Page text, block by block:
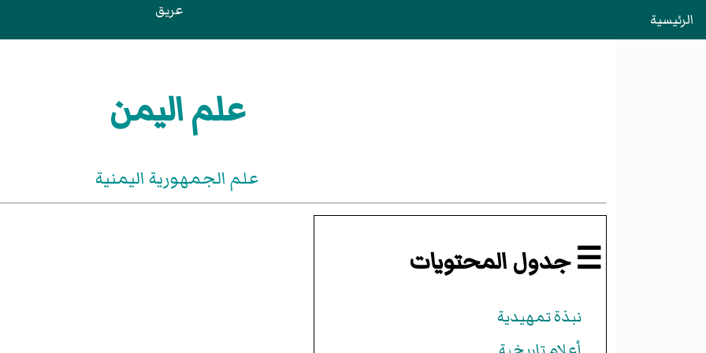
الرئيسية عريق
علم اليمن
علم الجمهورية اليمنية
☰ جدول المحتويات
نبذة تمهيدية